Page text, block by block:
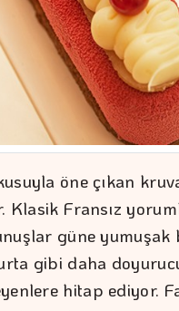
öne çıkan
Fransız
güne yumuşak
gibi daha
hitap ediyor.